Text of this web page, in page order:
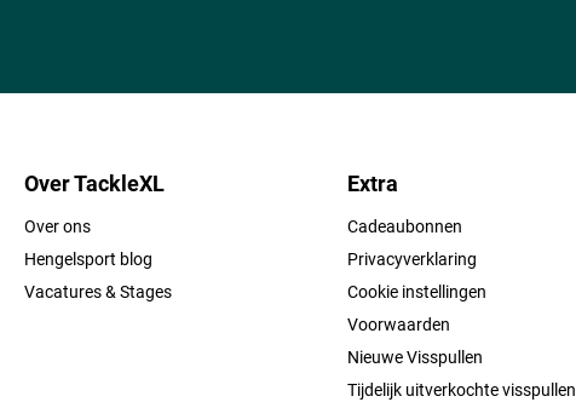
Over TackleXL
Over ons
Hengelsport blog
Vacatures & Stages
Extra
Cadeaubonnen
Privacyverklaring
Cookie instellingen
Voorwaarden
Nieuwe Visspullen
Tijdelijk uitverkochte visspullen